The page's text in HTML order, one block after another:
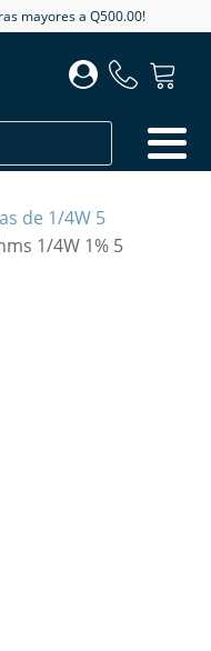
mayores a Q500.00!
de 1/4W 5
1/4W 1% 5